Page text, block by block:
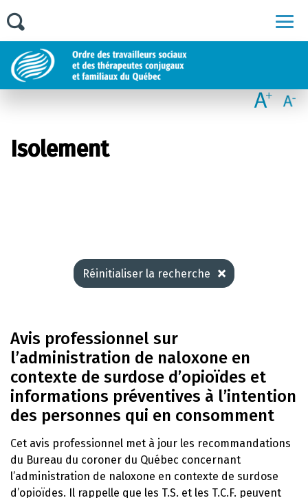
Isolement
Réinitialiser la recherche
Avis professionnel sur
l’administration de naloxone en
contexte de surdose d’opioïdes et
informations préventives à l’intention
des personnes qui en consomment
Cet avis professionnel met à jour les recommandations
du Bureau du coroner du Québec concernant
l’administration de naloxone en contexte de surdose
d’opioïdes. Il rappelle que les T.S. et les T.C.F. peuvent